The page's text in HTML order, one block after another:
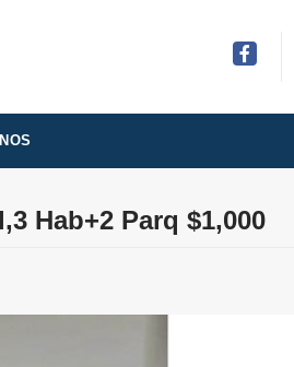
Facebook
Hab+2 Parq $1,000